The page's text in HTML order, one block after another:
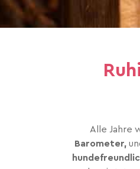
Alle Jahre
Barometer,